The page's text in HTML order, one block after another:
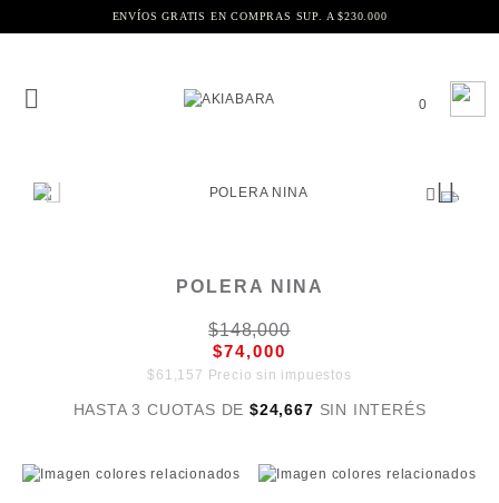
ENVÍOS GRATIS EN COMPRAS SUP. A $230.000
0
POLERA NINA
$148,000
$74,000
$61,157 Precio sin impuestos
HASTA 3 CUOTAS DE$24,667 SIN INTERÉS